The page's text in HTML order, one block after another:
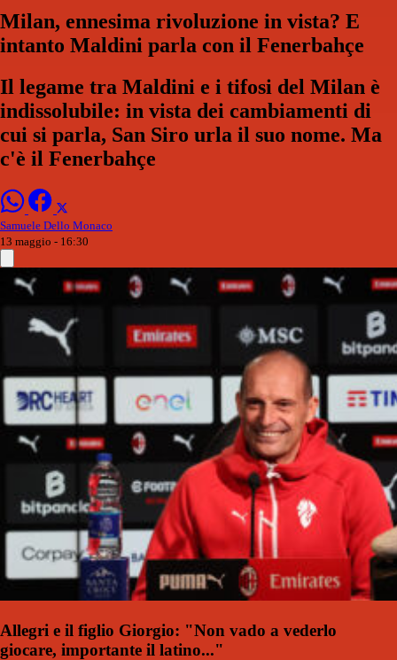
Milan, ennesima rivoluzione in vista? E
intanto Maldini parla con il Fenerbahçe
Il legame tra Maldini e i tifosi del Milan è
indissolubile: in vista dei cambiamenti di
cui si parla, San Siro urla il suo nome. Ma
c'è il Fenerbahçe
Samuele Dello Monaco
13 maggio - 16:30
Allegri e il figlio Giorgio: "Non vado a vederlo
giocare, importante il latino..."